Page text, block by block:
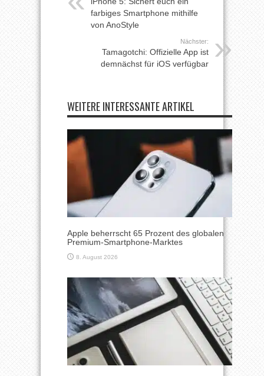
farbiges Smartphone mithilfe
von AnoStyle
Nächster:
Tamagotchi: Offizielle App ist
demnächst für iOS verfügbar
WEITERE INTERESSANTE ARTIKEL
Apple beherrscht 65 Prozent des globalen
Premium-Smartphone-Marktes
8. August 2026